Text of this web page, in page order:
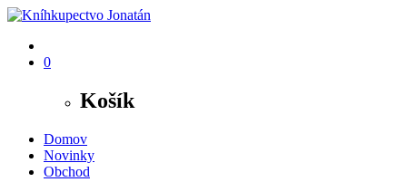
0
Košík
Domov
Novinky
Obchod